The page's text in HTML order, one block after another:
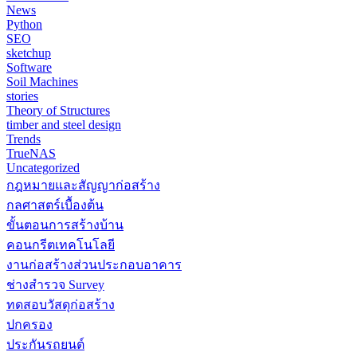
News
Python
SEO
sketchup
Software
Soil Machines
stories
Theory of Structures
timber and steel design
Trends
TrueNAS
Uncategorized
กฎหมายและสัญญาก่อสร้าง
กลศาสตร์เบื้องต้น
ขั้นตอนการสร้างบ้าน
คอนกรีตเทคโนโลยี
งานก่อสร้างส่วนประกอบอาคาร
ช่างสำรวจ Survey
ทดสอบวัสดุก่อสร้าง
ปกครอง
ประกันรถยนต์